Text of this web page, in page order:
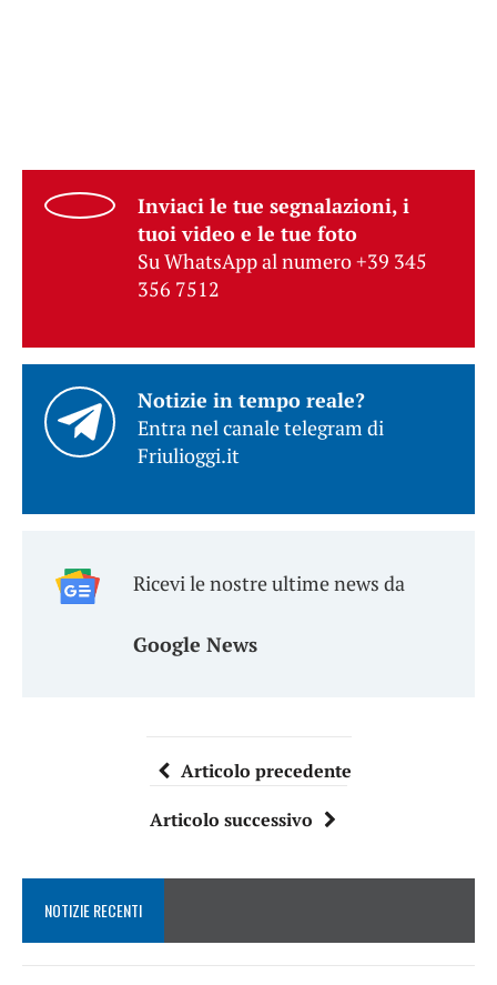
Inviaci le tue segnalazioni, i
tuoi video e le tue foto
Su WhatsApp al numero +39 345
356 7512
Notizie in tempo reale?
Entra nel canale telegram di
Friulioggi.it
Ricevi le nostre ultime news da
Google News
Articolo precedente
Articolo successivo
NOTIZIE RECENTI